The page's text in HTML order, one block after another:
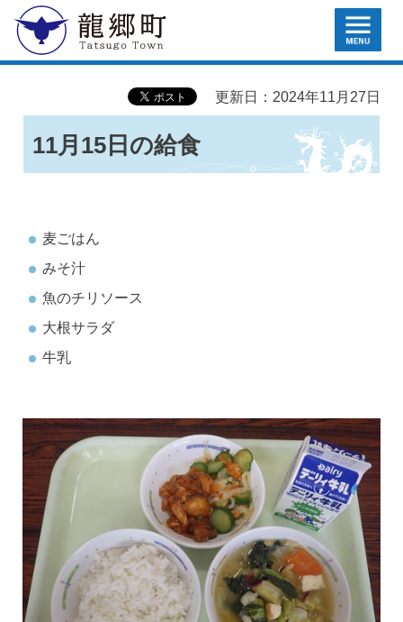
龍郷町 MENU
更新日：2024年11月27日
11月15日の給食
麦ごはん
みそ汁
魚のチリソース
大根サラダ
牛乳